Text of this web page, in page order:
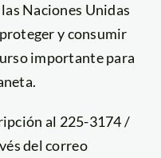
Naciones Unidas
y consumir
importante para
al 225-3174 /
del correo